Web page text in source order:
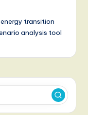
transition
analysis tool